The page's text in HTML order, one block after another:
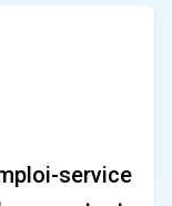
service